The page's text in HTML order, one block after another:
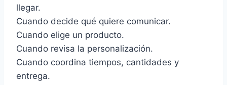
llegar.
Cuando decide qué quiere comunicar.
Cuando elige un producto.
Cuando revisa la personalización.
Cuando coordina tiempos, cantidades y
entrega.